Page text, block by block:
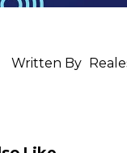
Written By